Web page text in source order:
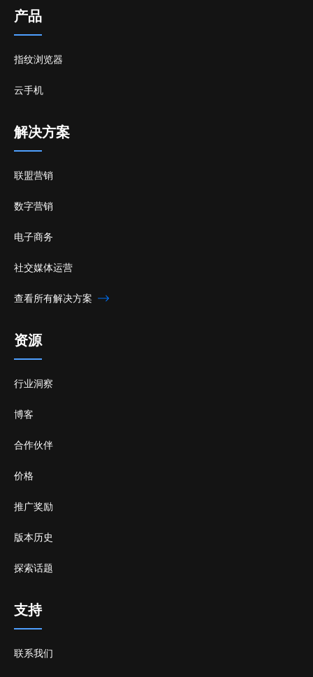
产品
指纹浏览器
云手机
解决方案
联盟营销
数字营销
电子商务
社交媒体运营
查看所有解决方案
资源
行业洞察
博客
合作伙伴
价格
推广奖励
版本历史
探索话题
支持
联系我们